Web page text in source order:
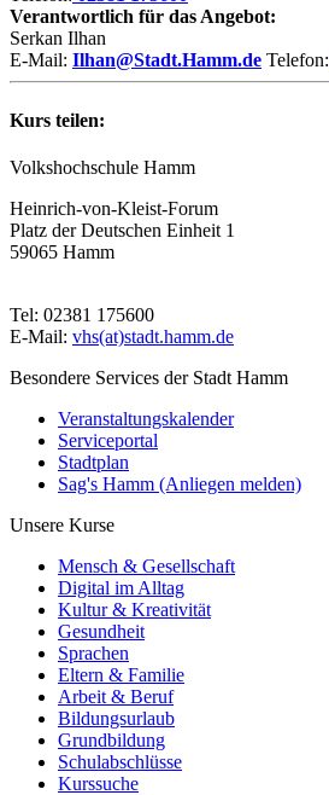
Verantwortlich für das Angebot:
Serkan Ilhan
E-Mail: Ilhan@Stadt.Hamm.de Telefon:
Kurs teilen:
Volkshochschule Hamm
Heinrich-von-Kleist-Forum
Platz der Deutschen Einheit 1
59065 Hamm
Tel: 02381 175600
E-Mail: vhs(at)stadt.hamm.de
Besondere Services der Stadt Hamm
Veranstaltungskalender
Serviceportal
Stadtplan
Sag's Hamm (Anliegen melden)
Unsere Kurse
Mensch & Gesellschaft
Digital im Alltag
Kultur & Kreativität
Gesundheit
Sprachen
Eltern & Familie
Arbeit & Beruf
Bildungsurlaub
Grundbildung
Schulabschlüsse
Kurssuche